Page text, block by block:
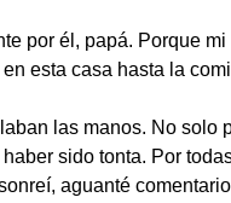
por él, papá. Porque mi
esta casa hasta la
las manos. No solo
sido tonta. Por
aguanté